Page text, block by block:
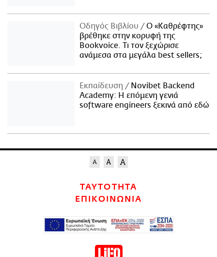
Οδηγός Βιβλίου
Ο «Καθρέφτης»
βρέθηκε στην κορυφή της
Bookvoice. Τι τον ξεχώρισε
ανάμεσα στα μεγάλα best sellers;
Εκπαίδευση
Novibet Backend
Academy: Η επόμενη γενιά
software engineers ξεκινά από εδώ
ΤΑΥΤΟΤΗΤΑ
ΕΠΙΚΟΙΝΩΝΙΑ